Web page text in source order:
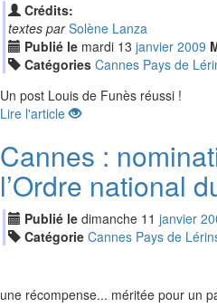
Crédits:
textes par Solène Lanza
Publié le mardi 13 janvier 2009
Catégories Cannes Pays de
Un post Louis de Funès réussi !
Lire l'article
Cannes :
l’Ordre national
Publié le dimanche 11 janvier
Catégorie Cannes Pays de
une récompense... méritée pour un